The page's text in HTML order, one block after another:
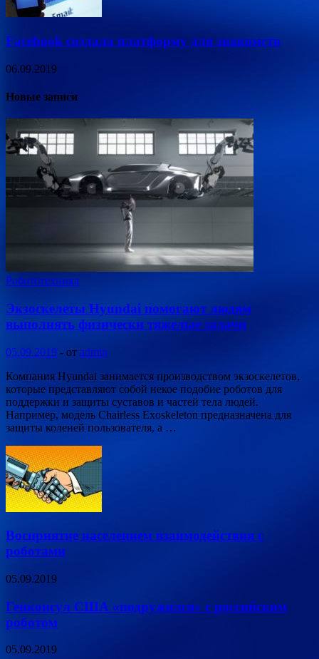
Facebook создала платформу для знакомств
06.09.2019
Новые записи
Робототехника
Экзоскелеты Hyundai помогают людям
выполнять физически тяжелые задачи
05.09.2019 - от admin
Компания Hyundai занимается производством экзоскелетов,
которые представляют собой некое подобие роботов для
поддержки и защиты суставов и частей тела людей.
Например, модель Chairless Exoskeleton предназначена для
защиты коленей пользователя, а …
Восприятие населением взаимодействия с
роботами
05.09.2019
Генконсул США «подружился» с российским
роботом
05.09.2019